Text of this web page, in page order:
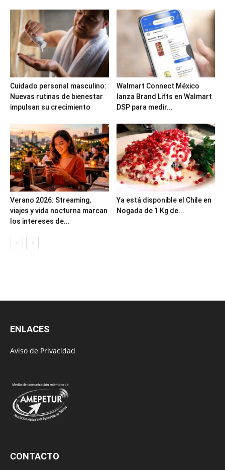
Cuidado personal masculino:
Nuevas rutinas de bienestar
impulsan su crecimiento
Walmart Connect México
lanza Brand Lifts en Walmart
DSP para medir...
Verano 2026: Streaming,
viajes y vida nocturna marcan
los intereses de...
Ya está disponible el Chile en
Nogada de 1 Kg de...
ENLACES
Aviso de Privacidad
CONTACTO